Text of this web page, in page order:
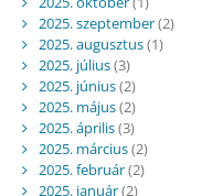
2025. szeptember(2)
2025. augusztus(1)
2025. július(3)
2025. június(2)
2025. május(2)
2025. április(3)
2025. március(2)
2025. február(2)
2025. január(2)